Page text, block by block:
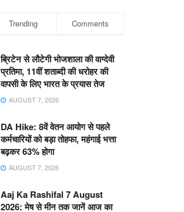
Trending Comments
ब्रिटेन से लौटेगी भोजशाला की वाग्देवी
प्रतिमा, 11वीं शताब्दी की धरोहर की
वापसी के लिए भारत के प्रयास तेज
AUGUST 7, 2026
DA Hike: 8वें वेतन आयोग से पहले
कर्मचारियों को बड़ा तोहफा, महंगाई भत्ता
बढ़कर 63% होगा
AUGUST 7, 2026
Aaj Ka Rashifal 7 August
2026: मेष से मीन तक जानें आज का